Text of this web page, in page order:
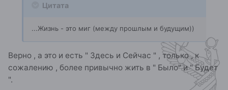
Цитата
...Жизнь - это миг (между прошлым и будущим))
Верно , а это и есть " Здесь и Сейчас " , только , к
сожалению , более привычно жить в " Было" и " Будет
".